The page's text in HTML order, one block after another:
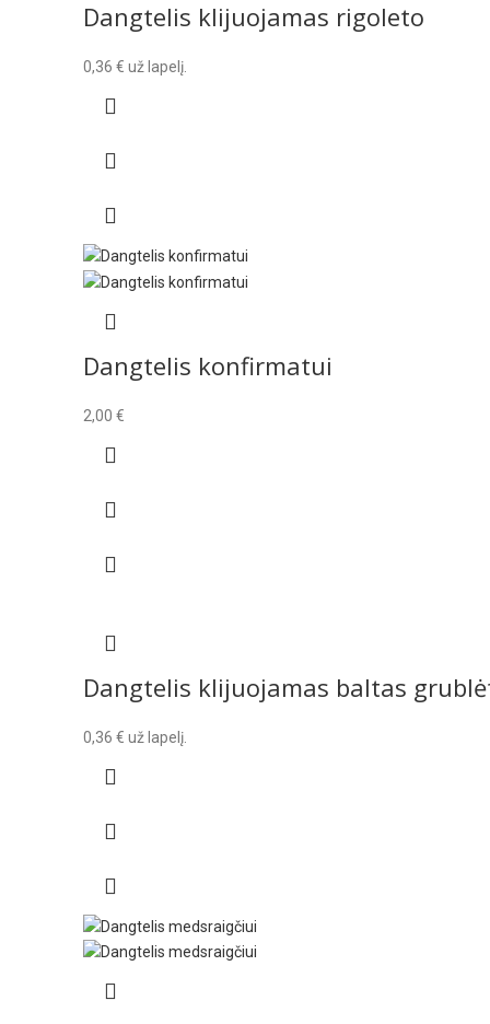
Dangtelis klijuojamas rigoleto
0,36 € už lapelį.
Dangtelis konfirmatui
2,00 €
Dangtelis klijuojamas baltas
0,36 € už lapelį.